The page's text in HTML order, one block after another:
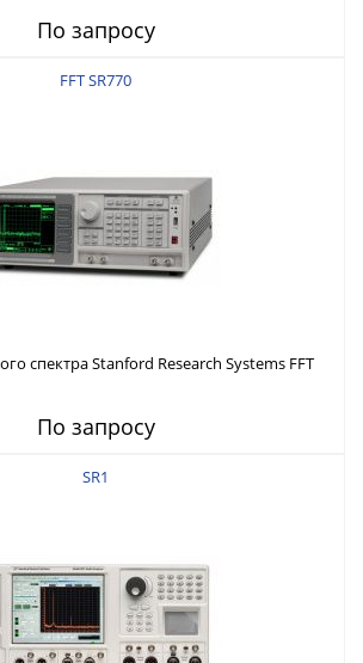
По запросу
FFT SR770
спектра Stanford Research Systems FFT
По запросу
SR1